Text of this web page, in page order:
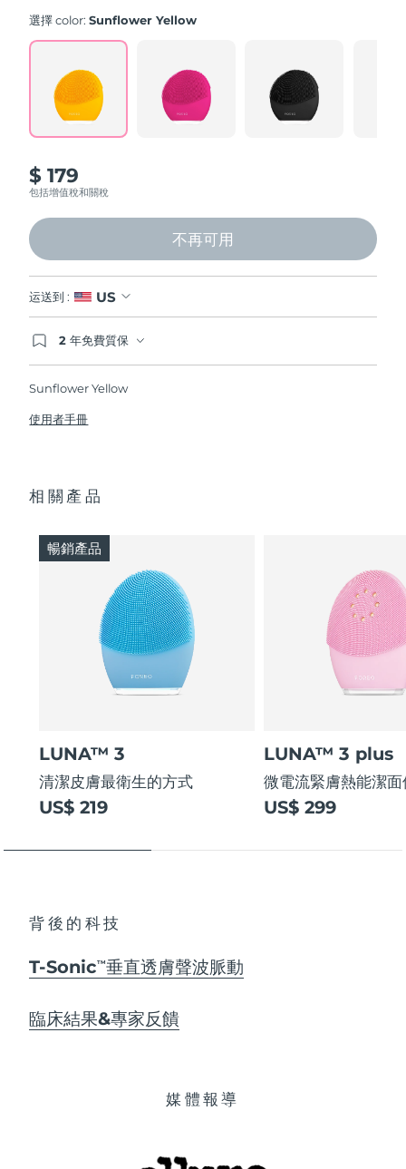
rating
Read
Reviews.
Same
page
選擇 color:Sunflower Yellow
$ 179
包括增值稅和關稅
不再可用
运送到 : US
2 年免費質保
Sunflower Yellow
使用者手冊
相關產品
LUNA™ 3
清潔皮膚最衛生的方式
US$ 219
暢銷產品
LUNA™ 3 plus
微電流緊膚熱能潔面
US$ 299
背後的科技
T-SonicTM 垂直透膚聲波脈動
臨床結果&專家反饋
媒體報導